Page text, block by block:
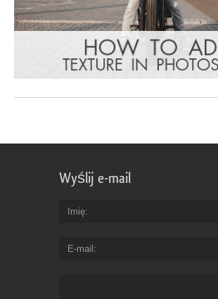
Wyślij e-mail
Imię
E-mail